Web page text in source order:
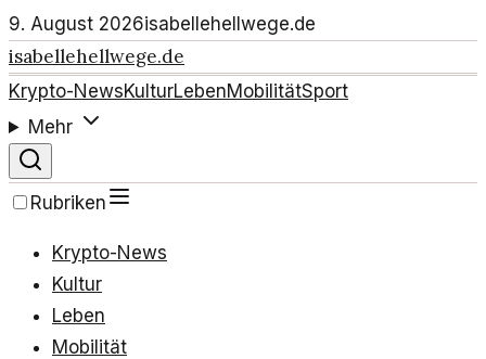
9. August 2026isabellehellwege.de
isabellehellwege.de
Krypto-NewsKulturLebenMobilitätSport
Mehr
Rubriken
Krypto-News
Kultur
Leben
Mobilität